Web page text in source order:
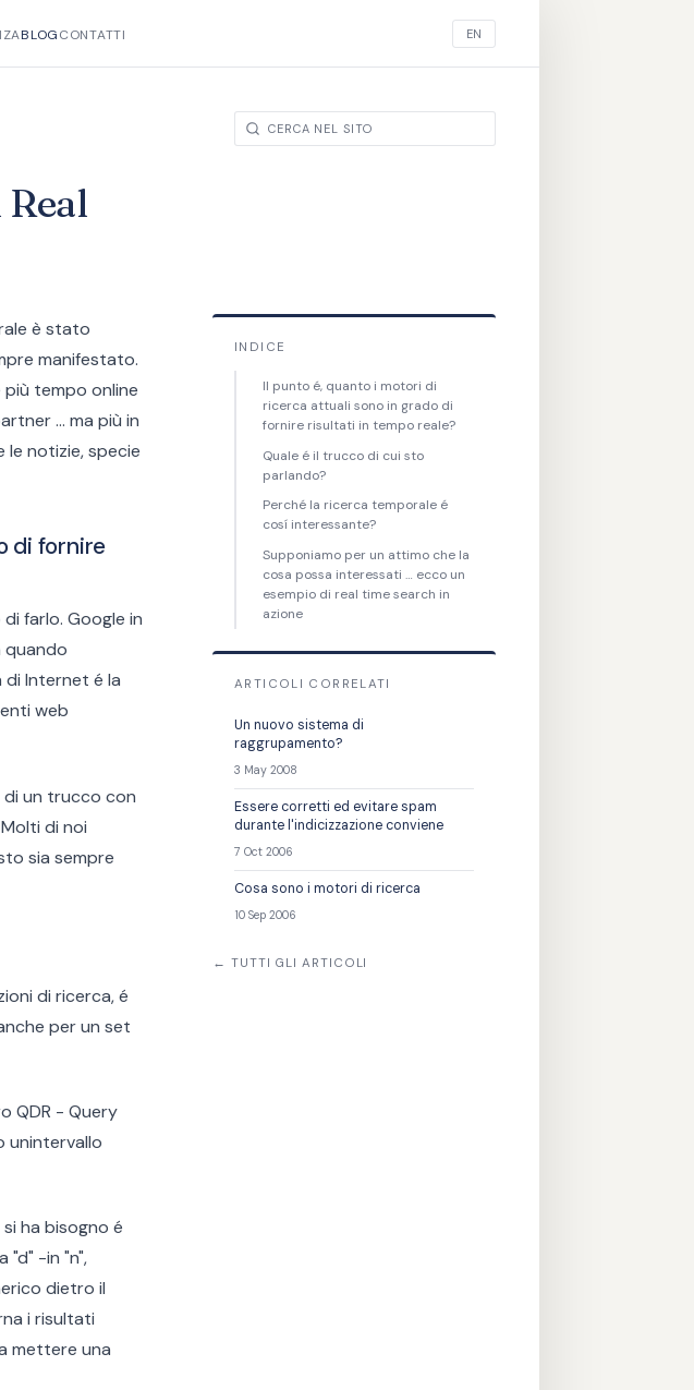
BLOGCONTATTI EN
è stato
manifestato.
tempo online
... ma più in
le notizie, specie
di fornire
farlo. Google in
quando
Internet é la
web
di un trucco con
di noi
sia sempre
di ricerca, é
per un set
QDR - Query
unintervallo
ha bisogno é
"d" -in "n",
dietro il
i risultati
mettere una
INDICE
Il punto é, quanto i motori di
ricerca attuali sono in grado di
fornire risultati in tempo reale?
Quale é il trucco di cui sto
parlando?
Perché la ricerca temporale é
cosí interessante?
Supponiamo per un attimo che la
cosa possa interessati … ecco un
esempio di real time search in
azione
ARTICOLI CORRELATI
Un nuovo sistema di
raggrupamento?
3 May 2008
Essere corretti ed evitare spam
durante l'indicizzazione conviene
7 Oct 2006
Cosa sono i motori di ricerca
10 Sep 2006
← TUTTI GLI ARTICOLI